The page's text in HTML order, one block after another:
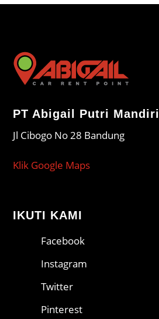
PT Abigail Putri Mandiri
Jl Cibogo No 28 Bandung
Klik Google Maps
IKUTI KAMI
Facebook
Instagram
Twitter
Pinterest